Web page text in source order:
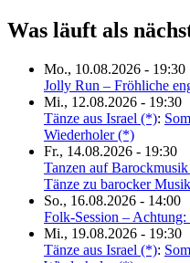
Was läuft als
Mo., 10.08.2026 - 19:30
Jolly Run – Fröhliche
Mi., 12.08.2026 - 19:30
Tänze aus Israel (*):
Wiederholer (*)
Fr., 14.08.2026 - 19:30
Tanzen auf
Tänze zu barocker Musik
So., 16.08.2026 - 14:00
Folk-Session – Achtung:
Mi., 19.08.2026 - 19:30
Tänze aus Israel (*):